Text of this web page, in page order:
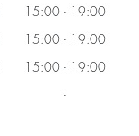
15:00 - 19:00
15:00 - 19:00
15:00 - 19:00
-